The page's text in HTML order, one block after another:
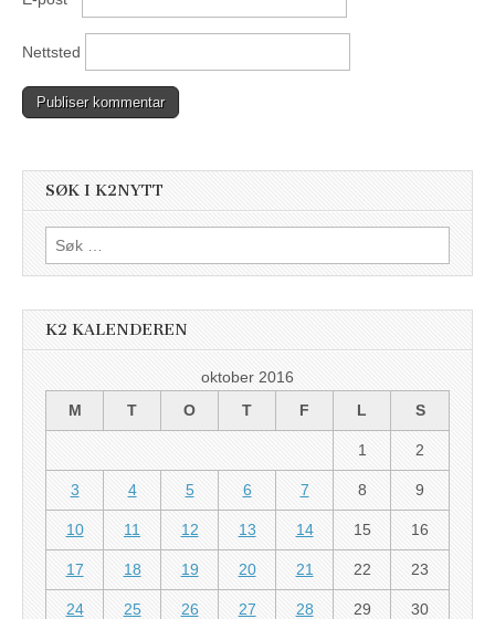
Nettsted
SØK I K2NYTT
Søk
etter:
K2 KALENDEREN
oktober 2016
M
T O T F L S
1 2
3 4 5 6 7 8 9
10 11 12 13 14 15 16
17 18 19 20 21 22 23
24 25 26 27 28 29 30